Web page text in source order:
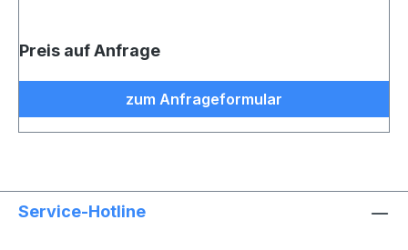
Preis auf Anfrage
zum Anfrageformular
Service-Hotline